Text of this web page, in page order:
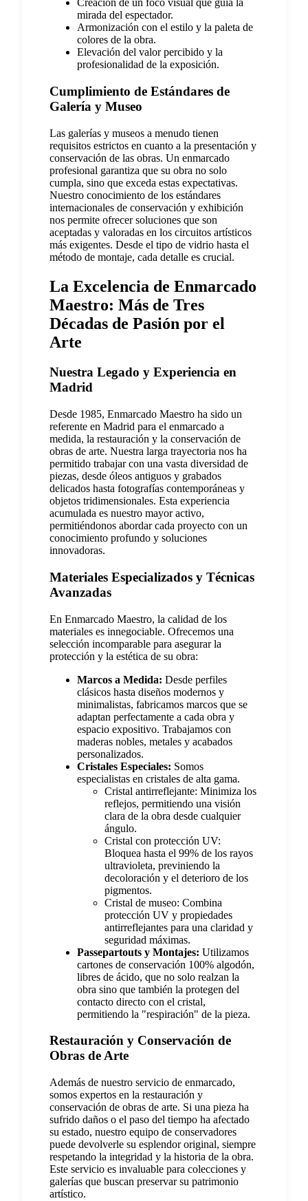
Creación de un foco visual que guía la
mirada del espectador.
Armonización con el estilo y la paleta de
colores de la obra.
Elevación del valor percibido y la
profesionalidad de la exposición.
Cumplimiento de Estándares de
Galería y Museo
Las galerías y museos a menudo tienen
requisitos estrictos en cuanto a la presentación y
conservación de las obras. Un enmarcado
profesional garantiza que su obra no solo
cumpla, sino que exceda estas expectativas.
Nuestro conocimiento de los estándares
internacionales de conservación y exhibición
nos permite ofrecer soluciones que son
aceptadas y valoradas en los circuitos artísticos
más exigentes. Desde el tipo de vidrio hasta el
método de montaje, cada detalle es crucial.
La Excelencia de Enmarcado
Maestro: Más de Tres
Décadas de Pasión por el
Arte
Nuestra Legado y Experiencia en
Madrid
Desde 1985, Enmarcado Maestro ha sido un
referente en Madrid para el enmarcado a
medida, la restauración y la conservación de
obras de arte. Nuestra larga trayectoria nos ha
permitido trabajar con una vasta diversidad de
piezas, desde óleos antiguos y grabados
delicados hasta fotografías contemporáneas y
objetos tridimensionales. Esta experiencia
acumulada es nuestro mayor activo,
permitiéndonos abordar cada proyecto con un
conocimiento profundo y soluciones
innovadoras.
Materiales Especializados y Técnicas
Avanzadas
En Enmarcado Maestro, la calidad de los
materiales es innegociable. Ofrecemos una
selección incomparable para asegurar la
protección y la estética de su obra:
Marcos a Medida: Desde perfiles
clásicos hasta diseños modernos y
minimalistas, fabricamos marcos que se
adaptan perfectamente a cada obra y
espacio expositivo. Trabajamos con
maderas nobles, metales y acabados
personalizados.
Cristales Especiales: Somos
especialistas en cristales de alta gama.
Cristal antirreflejante: Minimiza los
reflejos, permitiendo una visión
clara de la obra desde cualquier
ángulo.
Cristal con protección UV:
Bloquea hasta el 99% de los rayos
ultravioleta, previniendo la
decoloración y el deterioro de los
pigmentos.
Cristal de museo: Combina
protección UV y propiedades
antirreflejantes para una claridad y
seguridad máximas.
Passepartouts y Montajes: Utilizamos
cartones de conservación 100% algodón,
libres de ácido, que no solo realzan la
obra sino que también la protegen del
contacto directo con el cristal,
permitiendo la "respiración" de la pieza.
Restauración y Conservación de
Obras de Arte
Además de nuestro servicio de enmarcado,
somos expertos en la restauración y
conservación de obras de arte. Si una pieza ha
sufrido daños o el paso del tiempo ha afectado
su estado, nuestro equipo de conservadores
puede devolverle su esplendor original, siempre
respetando la integridad y la historia de la obra.
Este servicio es invaluable para colecciones y
galerías que buscan preservar su patrimonio
artístico.